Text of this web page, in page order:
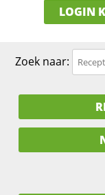
LOGIN
Zoek naar: